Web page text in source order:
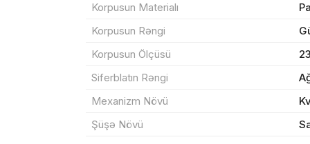
Korpusun Materialı
Korpusun Rəngi
Korpusun Ölçüsü
Siferblatın Rəngi
Mexanizm Növü
Şüşə Növü